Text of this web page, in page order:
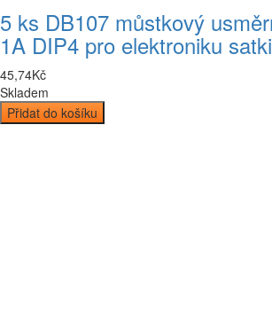
5 ks DB107 můstkový
1A DIP4 pro elektroniku
45,74Kč
Skladem
Přidat do košíku